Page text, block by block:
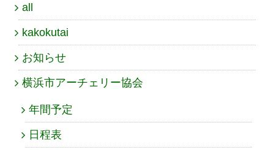
all
kakokutai
お知らせ
横浜市アーチェリー協会
年間予定
日程表